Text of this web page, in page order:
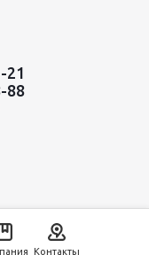
21
88
разработка и
Контакты